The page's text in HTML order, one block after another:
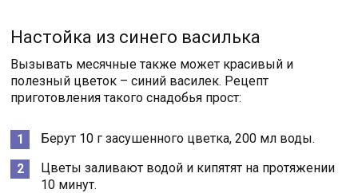
Настойка из синего василька
Вызывать месячные также может красивый и
полезный цветок – синий василек. Рецепт
приготовления такого снадобья прост:
Берут 10 г засушенного цветка, 200 мл воды.
Цветы заливают водой и кипятят на протяжении
10 минут.